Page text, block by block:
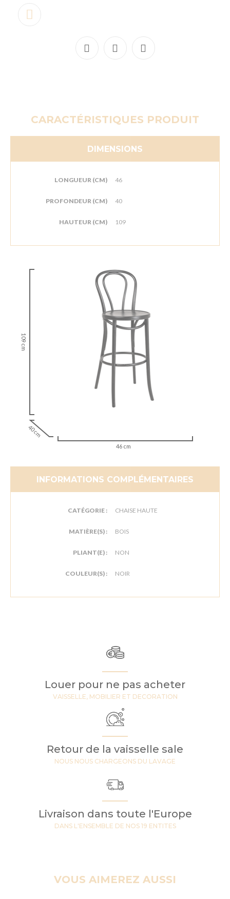
CARACTÉRISTIQUES PRODUIT
DIMENSIONS
LONGUEUR (CM) 46
PROFONDEUR (CM) 40
HAUTEUR (CM) 109
109 cm
40 cm
46 cm
INFORMATIONS COMPLÉMENTAIRES
CATÉGORIE : CHAISE HAUTE
MATIÈRE(S) : BOIS
PLIANT(E) : NON
COULEUR(S) : NOIR
Louer pour ne pas acheter
VAISSELLE, MOBILIER ET DECORATION
Retour de la vaisselle sale
NOUS NOUS CHARGEONS DU LAVAGE
Livraison dans toute l'Europe
DANS L'ENSEMBLE DE NOS 19 ENTITES
VOUS AIMEREZ AUSSI